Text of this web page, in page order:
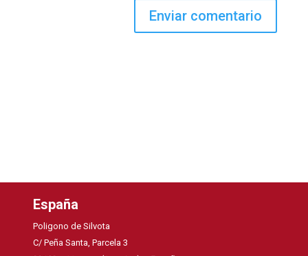
España
Poligono de Silvota
C/ Peña Santa, Parcela 3